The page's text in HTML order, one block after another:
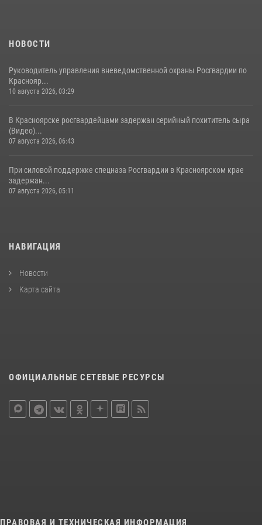
НОВОСТИ
Руководитель управления вневедомственной охраны Росгвардии по
Краснояр...
10 августа 2026, 03:29
В Красноярске росгвардейцами задержан серийный похититель сыра
(Видео)...
07 августа 2026, 06:43
При силовой поддержке спецназа Росгвардии в Красноярском крае
задержан...
07 августа 2026, 05:11
НАВИГАЦИЯ
Новости
Карта сайта
ОФИЦИАЛЬНЫЕ СЕТЕВЫЕ РЕСУРСЫ
ПРАВОВАЯ И ТЕХНИЧЕСКАЯ ИНФОРМАЦИЯ